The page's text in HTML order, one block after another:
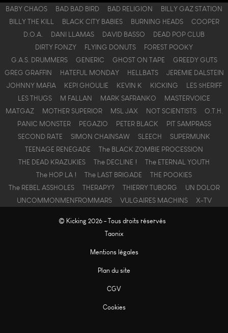
BABY CHAOS BAD BAD BIRD BAD RELIGION
BILLY GAZ STATION
BILLY THE KILL
BLACK CITY BABIES BURNING HEADS
COOPER
D.O.A.
DANI LLAMAS DAVID BASSO
DEAD POP CLUB
DIRTY FONZY
FLYING DONUTS
FOREST POOKY
G.A.S. DRUMMERS
GENERIC GHOST ON TAPE
GREEDY GUTS
GREG GRAFFIN
HATEFUL MONDAY HELLBATS
JEREMIE DALSTEIN
JOHNNY MAFIA
KEPI GHOULIE KEVIN K KICKING
LES $HERIFF
LES THUGS
M FALLAN MARK SAFRANKO
MASTERVOICE
MATGAZ
MOTHER SUPERIOR MSL JAX NOT SCIENTISTS
O.T.H.
PANIC MONSTER
PEGAZIO PETER BLACK
PIT SAMPRASS
SECOND RATE
SIMON CHAINSAW SLEECH
SUPERMUNK
TEENAGE RENEGADE
The BLACK ZOMBIE PROCESSION
THE DEAD KRAZUKIES
The DECLINE !
The ETERNAL YOUTH
The HOP LA !
The LAST BRIGADE
THE POOKIES
The REBEL ASSHOLES
THERAPY? THIERRY TUBORG
UN DOLOR
UNCOMMONMENFROMMARS
VULGAIRES MACHINS X-TV
© Kicking 2026 - Tous droits réservés
Taonix
Mentions légales
Plan du site
CGV
Cookies